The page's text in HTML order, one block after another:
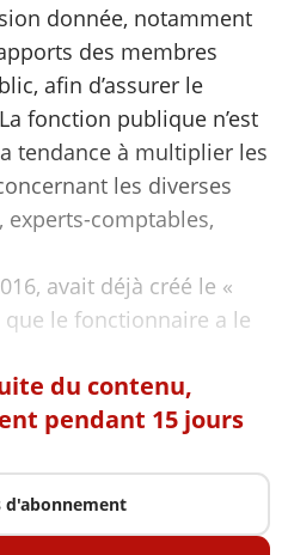
donnée, notamment
des membres
afin d’assurer le
fonction publique n’est
tendance à multiplier les
les diverses
experts-comptables,
avait déjà créé le «
le fonctionnaire a le
du contenu,
pendant 15 jours
d'abonnement